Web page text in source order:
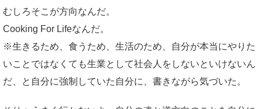
むしろそこが方向なんだ。
Cooking For Lifeなんだ。
※生きるため、食うため、生活のため、自分が本当にやりた
いことではなくても生業として社会人をしないといけないん
だ、と自分に強制していた自分に、書きながら気づいた。